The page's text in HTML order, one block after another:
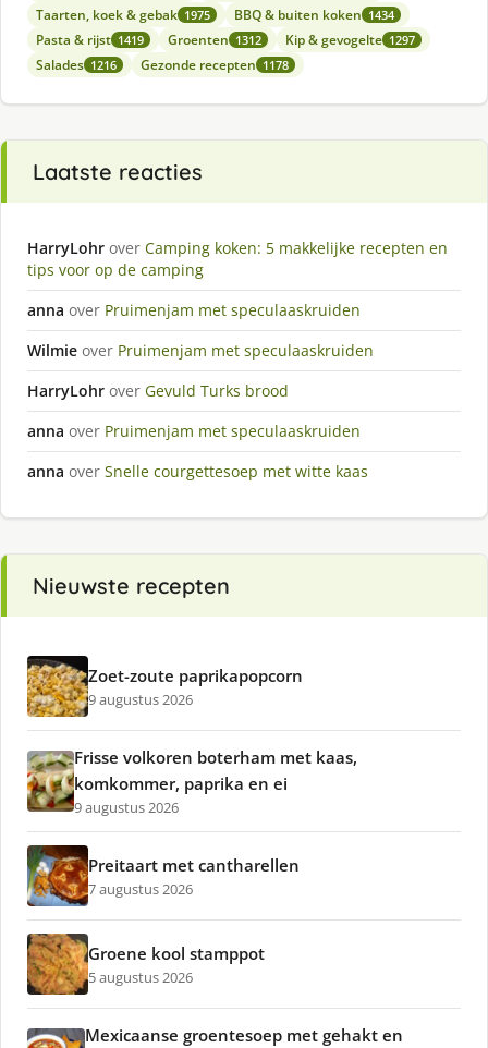
Taarten, koek & gebak 1975 BBQ & buiten koken 1434
Pasta & rijst 1419 Groenten 1312 Kip & gevogelte 1297
Salades 1216 Gezonde recepten 1178
Laatste reacties
HarryLohr over Camping koken: 5 makkelijke recepten en
tips voor op de camping
anna over Pruimenjam met speculaaskruiden
Wilmie over Pruimenjam met speculaaskruiden
HarryLohr over Gevuld Turks brood
anna over Pruimenjam met speculaaskruiden
anna over Snelle courgettesoep met witte kaas
Nieuwste recepten
Zoet-zoute paprikapopcorn
9 augustus 2026
Frisse volkoren boterham met kaas,
komkommer, paprika en ei
9 augustus 2026
Preitaart met cantharellen
7 augustus 2026
Groene kool stamppot
5 augustus 2026
Mexicaanse groentesoep met gehakt en